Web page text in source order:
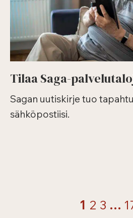
Tilaa Saga-
Sagan uutiskirje tuo
sähköpostiisi.
1 2 3 …